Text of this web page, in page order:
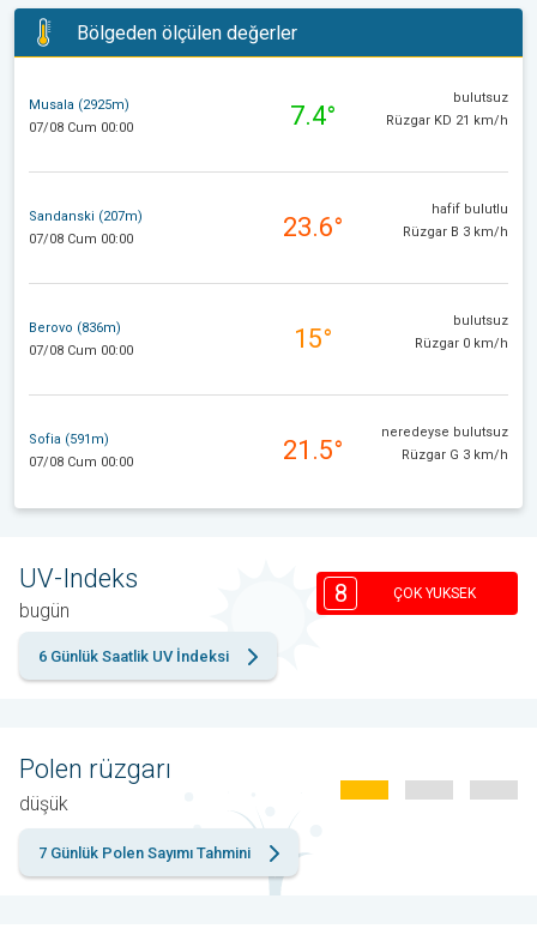
Bölgeden ölçülen değerler
Musala (2925m)
07/08 Cum 00:00
7.4°
bulutsuz
Rüzgar KD 21 km/h
Sandanski (207m)
07/08 Cum 00:00
23.6°
hafif bulutlu
Rüzgar B 3 km/h
Berovo (836m)
07/08 Cum 00:00
15°
bulutsuz
Rüzgar 0 km/h
Sofia (591m)
07/08 Cum 00:00
21.5°
neredeyse bulutsuz
Rüzgar G 3 km/h
UV-Indeks
bugün
8 ÇOK YUKSEK
6 Günlük Saatlik UV İndeksi
Polen rüzgarı
düşük
7 Günlük Polen Sayımı Tahmini